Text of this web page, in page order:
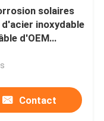
solaires
inoxydable
d'OEM
Contact